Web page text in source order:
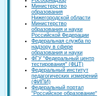
Министерство
образования
Нижегородской области
Министерство
образования и науки
Российской Федерации
Федеральная служба по
надзору в сфере
образования и науки
ФГУ "Федеральный центр
тестирования" (ФЦТ)
Федеральный институт
педагогических измерений
(ФИПИ)
Федеральный портал
"Российское образование"